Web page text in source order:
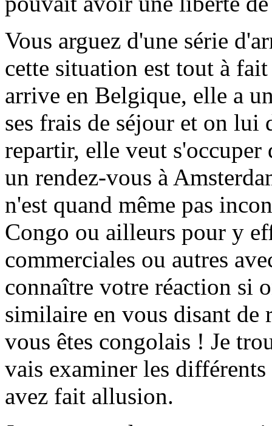
Vous arguez d'une série
cette situation est tout à
arrive en Belgique, elle a
ses frais de séjour et on
repartir, elle veut s'occuper
un rendez-vous à
n'est quand même pas
Congo ou ailleurs pour y
commerciales ou autres
connaître votre réaction si
similaire en vous disant de
vous êtes congolais ! Je
vais examiner les
avez fait allusion.